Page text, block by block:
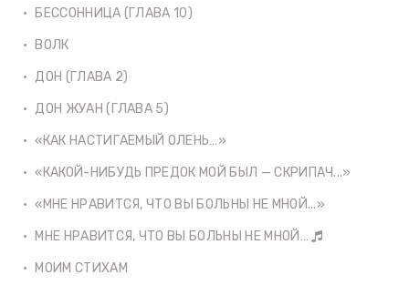
БЕССОННИЦА (ГЛАВА 10)
ВОЛК
ДОН (ГЛАВА 2)
ДОН ЖУАН (ГЛАВА 5)
«КАК НАСТИГАЕМЫЙ ОЛЕНЬ…»
«КАКОЙ-НИБУДЬ ПРЕДОК МОЙ БЫЛ — СКРИПАЧ...»
«МНЕ НРАВИТСЯ, ЧТО ВЫ БОЛЬНЫ НЕ МНОЙ...»
МНЕ НРАВИТСЯ, ЧТО ВЫ БОЛЬНЫ НЕ МНОЙ…
МОИМ СТИХАМ